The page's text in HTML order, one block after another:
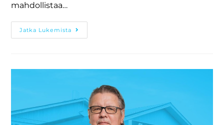
mahdollistaa…
Jatka Lukemista